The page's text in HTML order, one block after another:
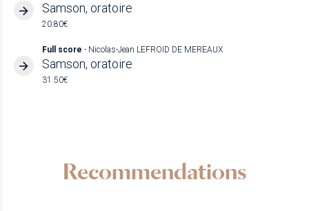
Samson, oratoire
20.80€
Full score - Nicolas-Jean LEFROID DE MEREAUX
Samson, oratoire
31.50€
Recommendations